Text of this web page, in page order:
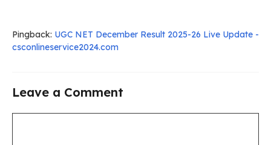
Pingback: UGC NET December Result 2025-26 Live Update -
csconlineservice2024.com
Leave a Comment